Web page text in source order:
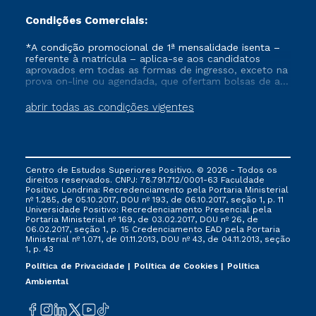
Condições Comerciais:
abrir todas as condições vigentes
*A condição promocional de 1ª mensalidade isenta –
referente à matrícula – aplica-se aos candidatos
aprovados em todas as formas de ingresso, exceto na
prova on-line ou agendada, que ofertam bolsas de até
vigente, que ainda não tenham efetivado e/ou não
tenham cancelado ou trancado sua matrícula em uma
via FIES, Prouni e outros programas governamentais, e
não se acumula com nenhuma outra campanha
ofertada pela Instituição.
Centro de Estudos Superiores Positivo. © 2026 - Todos os
direitos reservados. CNPJ: 78.791.712/0001-63 Faculdade
Positivo Londrina: Recredenciamento pela Portaria Ministerial
nº 1.285, de 05.10.2017, DOU nº 193, de 06.10.2017, seção 1, p. 11
Universidade Positivo: Recredenciamento Presencial ​pela
Portaria Ministerial nº 169, de 03.02.2017, DOU nº 26, de
06.02.2017, seção 1, p. 15 Credenciamento EAD pela Portaria
Ministerial nº 1.071, de 01.11.2013, DOU nº 43, de 04.11.2013, seção
1, p. 43
Política de Privacidade
Política de Cookies
Política
Ambiental